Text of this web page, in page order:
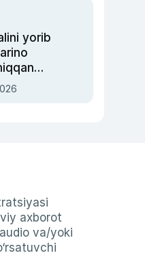
yorib
axborot
va/yoki